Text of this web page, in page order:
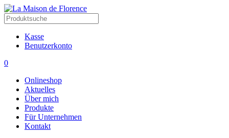
Kasse
Benutzerkonto
0
Onlineshop
Aktuelles
Über mich
Produkte
Für Unternehmen
Kontakt